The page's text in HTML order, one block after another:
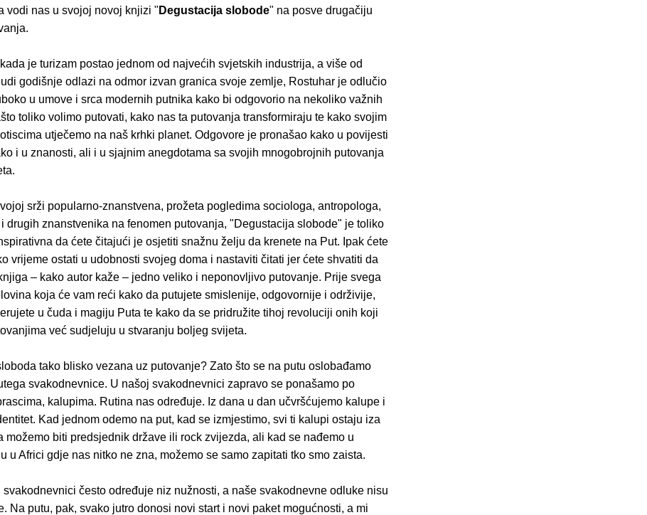
vodi nas u svojoj novoj knjizi " Degustacija slobode" na posve drugačiju
je turizam postao jednom od najvećih svjetskih industrija, a više od
godišnje odlazi na odmor izvan granica svoje zemlje, Rostuhar je odlučio
u umove i srca modernih putnika kako bi odgovorio na nekoliko važnih
toliko volimo putovati, kako nas ta putovanja transformiraju te kako svojim
utječemo na naš krhki planet. Odgovore je pronašao kako u povijesti
i u znanosti, ali i u sjajnim anegdotama sa svojih mnogobrojnih putovanja
srži popularno-znanstvena, prožeta pogledima sociologa, antropologa,
drugih znanstvenika na fenomen putovanja, "Degustacija slobode" je toliko
da ćete čitajući je osjetiti snažnu želju da krenete na Put. Ipak ćete
vrijeme ostati u udobnosti svojeg doma i nastaviti čitati jer ćete shvatiti da
– kako autor kaže – jedno veliko i neponovljivo putovanje. Prije svega
koja će vam reći kako da putujete smislenije, odgovornije i održivije,
u čuda i magiju Puta te kako da se pridružite tihoj revoluciji onih koji
već sudjeluju u stvaranju boljeg svijeta.
tako blisko vezana uz putovanje? Zato što se na putu oslobađamo
svakodnevnice. U našoj svakodnevnici zapravo se ponašamo po
kalupima. Rutina nas određuje. Iz dana u dan učvršćujemo kalupe i
Kad jednom odemo na put, kad se izmjestimo, svi ti kalupi ostaju iza
možemo biti predsjednik države ili rock zvijezda, ali kad se nađemo u
u Africi gdje nas nitko ne zna, možemo se samo zapitati tko smo zaista.
svakodnevnici često određuje niz nužnosti, a naše svakodnevne odluke nisu
Na putu, pak, svako jutro donosi novi start i novi paket mogućnosti, a mi